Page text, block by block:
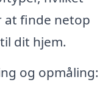
at finde netop
dit hjem.
og opmåling: